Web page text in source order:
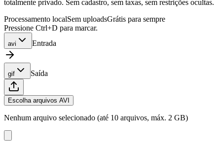
totalmente privado. Sem cadastro, sem taxas, sem restrições ocultas.
Processamento localSem uploadsGrátis para sempre
Pressione Ctrl+D para marcar.
avi Entrada
gif Saída
Escolha arquivos AVI
Nenhum arquivo selecionado (até 10 arquivos, máx. 2 GB)